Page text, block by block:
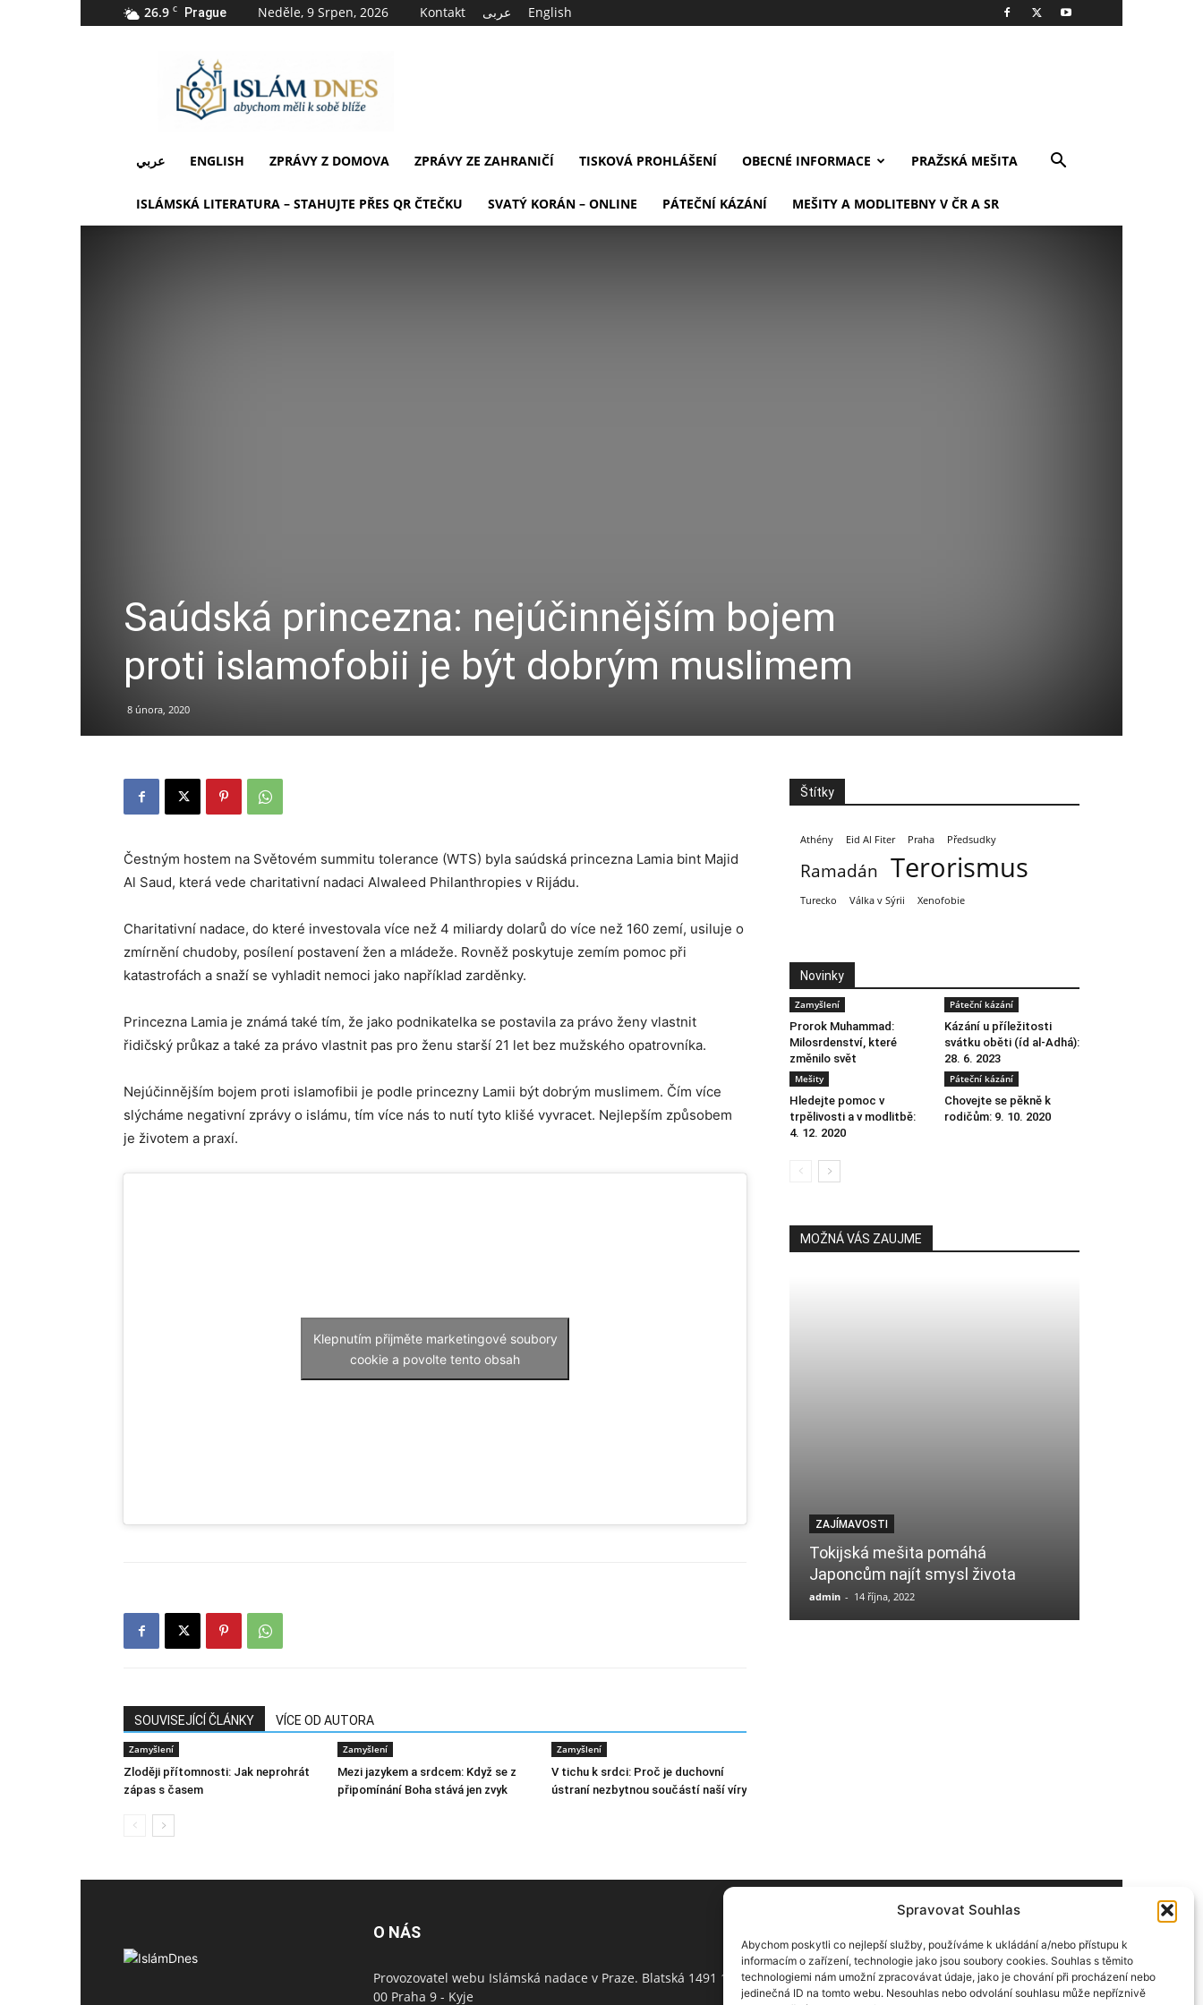
Spravovat Souhlas
Abychom poskytli co nejlepší služby, používáme k ukládání a/nebo přístupu k
informacím o zařízení, technologie jako jsou soubory cookies. Souhlas s těmito
technologiemi nám umožní zpracovávat údaje, jako je chování při procházení nebo
jedinečná ID na tomto webu. Nesouhlas nebo odvolání souhlasu může nepříznivě
26.9 C Prague Neděle, 9 Srpen, 2026 Kontakt عربى English
عربي ENGLISH ZPRÁVY Z DOMOVA ZPRÁVY ZE ZAHRANIČÍ TISKOVÁ PROHLÁŠENÍ OBECNÉ INFORMACE PRAŽSKÁ MEŠITA
ISLÁMSKÁ LITERATURA – STAHUJTE PŘES QR ČTEČKU SVATÝ KORÁN – ONLINE PÁTEČNÍ KÁZÁNÍ MEŠITY A MODLITEBNY V ČR A SR
Saúdská princezna: nejúčinnějším bojem
proti islamofobii je být dobrým muslimem
8 února, 2020
Čestným hostem na Světovém summitu tolerance (WTS) byla saúdská princezna Lamia bint Majid
Al Saud, která vede charitativní nadaci Alwaleed Philanthropies v Rijádu.
Charitativní nadace, do které investovala více než 4 miliardy dolarů do více než 160 zemí, usiluje o
zmírnění chudoby, posílení postavení žen a mládeže. Rovněž poskytuje zemím pomoc při
katastrofách a snaží se vyhladit nemoci jako například zarděnky.
Princezna Lamia je známá také tím, že jako podnikatelka se postavila za právo ženy vlastnit
řidičský průkaz a také za právo vlastnit pas pro ženu starší 21 let bez mužského opatrovníka.
Nejúčinnějším bojem proti islamofibii je podle princezny Lamii být dobrým muslimem. Čím více
slýcháme negativní zprávy o islámu, tím více nás to nutí tyto klišé vyvracet. Nejlepším způsobem
je životem a praxí.
Klepnutím přijměte marketingové soubory
cookie a povolte tento obsah
SOUVISEJÍCÍ ČLÁNKY VÍCE OD AUTORA
Zamyšlení
Zloději přítomnosti: Jak neprohrát
zápas s časem
Zamyšlení
Mezi jazykem a srdcem: Když se z
připomínání Boha stává jen zvyk
Zamyšlení
V tichu k srdci: Proč je duchovní
ústraní nezbytnou součástí naší víry
Štítky
Athény Eid Al Fiter Praha Předsudky
Ramadán Terorismus
Turecko Válka v Sýrii Xenofobie
Novinky
Zamyšlení
Prorok Muhammad:
Milosrdenství, které
změnilo svět
Páteční kázání
Kázání u příležitosti
svátku oběti (íd al-Adhá):
28. 6. 2023
Mešity
Hledejte pomoc v
trpělivosti a v modlitbě:
4. 12. 2020
Páteční kázání
Chovejte se pěkně k
rodičům: 9. 10. 2020
MOŽNÁ VÁS ZAUJME
ZAJÍMAVOSTI
Tokijská mešita pomáhá
Japoncům najít smysl života
admin - 14 října, 2022
O NÁS
Provozovatel webu Islámská nadace v Praze. Blatská 1491 198
00 Praha 9 - Kyje